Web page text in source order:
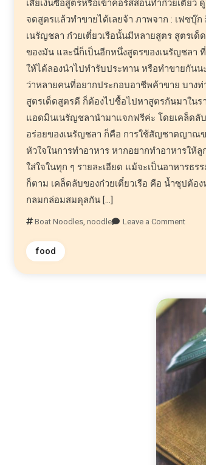
เสียเงินซื้อสูตรหรือเข้าคอร์สสอนทำก๋วยเตี๋ยว
จดสูตรแล้วทำขายได้เลยจ้า ภาพจาก : เฟซบุ๊ก
เนรัญชลา ก๋วยเตี๋ยวเรือนั้นมีหลายสูตร สูตรเด็
ของมัน และนี่ก็เป็นอีกหนึ่งสูตรของเนรัญชลา
ให้ได้ลองนำไปทำรับประทาน หรือทำขายกันน
ว่าหลายคนที่อยากประกอบอาชีพค้าขาย บางท่
สูตรเด็ดสูตรดี ก็ต้องไปซื้อไปหาสูตรกันมาในร
แอดมินเนรัญชลานำมาแจกฟรีค่ะ โดยเคล็ดลั
อร่อยของเนรัญชลา ก็คือ การใช้สัญชาตญาณ
หัวใจในการทำอาหาร หากอยากทำอาหารให้
ใส่ใจในทุก ๆ รายละเอียด แม้จะเป็นอาหารธร
ก็ตาม เคล็ดลับของก๋วยเตี๋ยวเรือ คือ น้ำซุปต้อ
กลมกล่อมสมดุลกัน […]
Boat Noodles, noodle Leave a Comment
food